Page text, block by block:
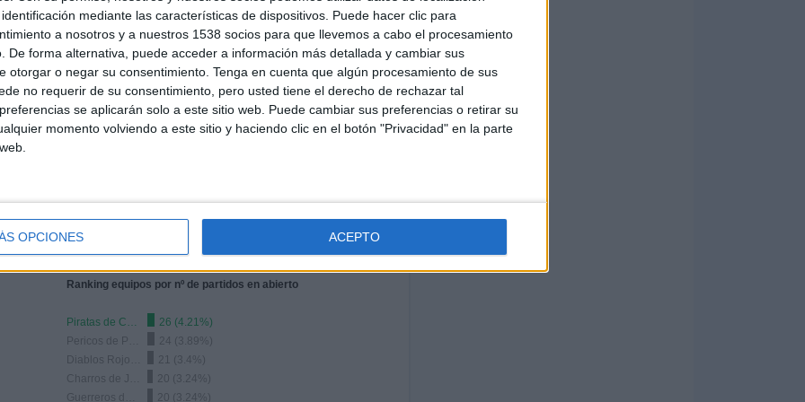
mediante las características de dispositivos. Puede hacer clic para
a nosotros y a nuestros 1538 socios para que llevemos a cabo el procesamiento
De forma alternativa, puede acceder a información más detallada y cambiar sus
otorgar o negar su consentimiento. Tenga en cuenta que algún procesamiento de sus
no requerir de su consentimiento, pero usted tiene el derecho de rechazar tal
se aplicarán solo a este sitio web. Puede cambiar sus preferencias o retirar su
momento volviendo a este sitio y haciendo clic en el botón "Privacidad" en la parte
OPCIONES ACEPTO
TOTAL
20
CANALES TV
DÍAS
0
SIN PARTIDO
GRATUÍTO
MEDIA
2.2
CANALES POR
20
CANALES
24
Ranking equipos por nº de partidos en abierto
Piratas de Campeche
26 (4.21%)
24 (3.89%)
21 (3.4%)
20 (3.24%)
20 (3.24%)